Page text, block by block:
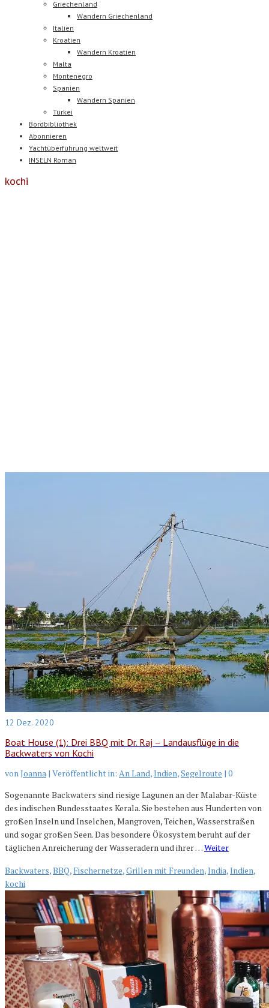
Griechenland
Wandern Griechenland
Italien
Kroatien
Wandern Kroatien
Malta
Montenegro
Spanien
Wandern Spanien
Türkei
Bordbibliothek
Abonnieren
Yachtüberführung weltweit
INSELN Roman
kochi
12 Dez. 2020
Boat House (1): Drei BBQ mit Dr. Raj – Landausflüge in die
Backwaters von Kochi
von Joanna | Veröffentlicht in: An Land,Indien,Segelroute | 0
Sogenannte Backwaters sind riesige Lagunen an der Malabar-Küste
des indischen Bundesstaates Kerala. Sie bestehen aus Hunderten von
großen Inseln und Inselchen, Mangroven, Teichen, Wasserstraßen
und sogar großen Seen. Das besondere Ökosystem beruht auf der
täglichen Anreicherung der Wasseradern und ihrer …Weiter
Backwaters,BBQ, Fischernetze,Grillen mit Freunden,India,Indien,
kochi